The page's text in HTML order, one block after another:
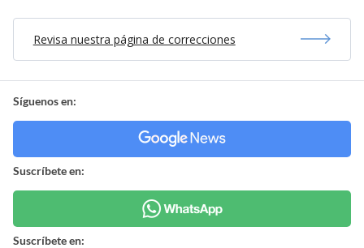
Revisa nuestra página de correcciones
Síguenos en:
Suscríbete en:
Suscríbete en: